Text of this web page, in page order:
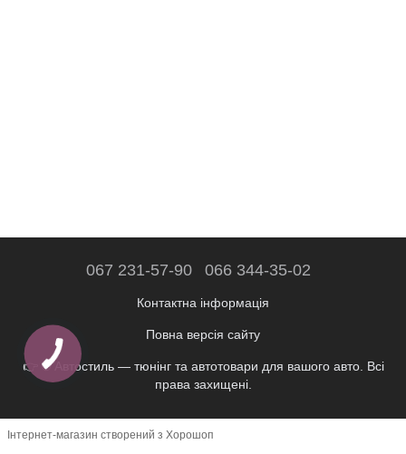
067 231-57-90 066 344-35-02
Контактна інформація
Повна версія сайту
👉 © Автостиль — тюнінг та автотовари для вашого авто. Всі
права захищені.
Інтернет-магазин створений з Хорошоп